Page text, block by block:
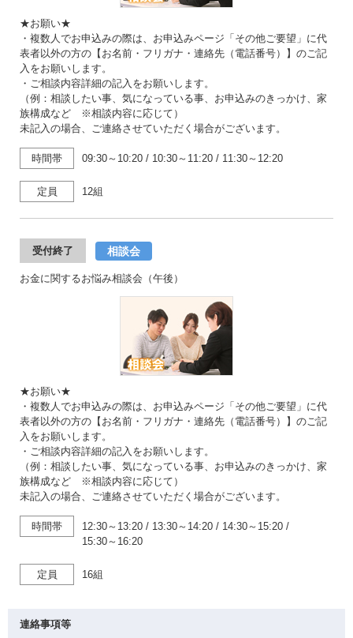
★お願い★
・複数人でお申込みの際は、お申込みページ「その他ご要望」に代
表者以外の方の【お名前・フリガナ・連絡先（電話番号）】のご記
入をお願いします。
・ご相談内容詳細の記入をお願いします。
（例：相談したい事、気になっている事、お申込みのきっかけ、家
族構成など ※相談内容に応じて）
未記入の場合、ご連絡させていただく場合がございます。
時間帯 09:30～10:20 / 10:30～11:20 / 11:30～12:20
定員 12組
受付終了 相談会
お金に関するお悩み相談会（午後）
★お願い★
・複数人でお申込みの際は、お申込みページ「その他ご要望」に代
表者以外の方の【お名前・フリガナ・連絡先（電話番号）】のご記
入をお願いします。
・ご相談内容詳細の記入をお願いします。
（例：相談したい事、気になっている事、お申込みのきっかけ、家
族構成など ※相談内容に応じて）
未記入の場合、ご連絡させていただく場合がございます。
時間帯 12:30～13:20 / 13:30～14:20 / 14:30～15:20 /
15:30～16:20
定員 16組
連絡事項等